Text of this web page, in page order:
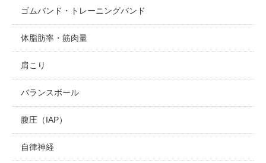
ゴムバンド・トレーニングバンド
体脂肪率・筋肉量
肩こり
バランスボール
腹圧（IAP）
自律神経